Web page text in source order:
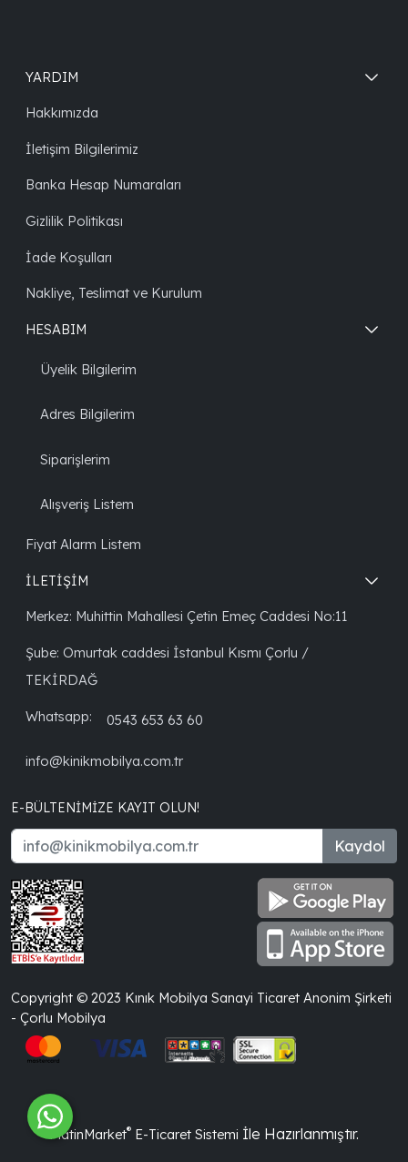
YARDIM
Hakkımızda
İletişim Bilgilerimiz
Banka Hesap Numaraları
Gizlilik Politikası
İade Koşulları
Nakliye, Teslimat ve Kurulum
HESABIM
Üyelik Bilgilerim
Adres Bilgilerim
Siparişlerim
Alışveriş Listem
Fiyat Alarm Listem
İLETİŞİM
Merkez: Muhittin Mahallesi Çetin Emeç Caddesi No:11
Şube: Omurtak caddesi İstanbul Kısmı Çorlu /
TEKİRDAĞ
Whatsapp: 0543 653 63 60
info@kinikmobilya.com.tr
E-BÜLTENIMIZE KAYIT OLUN!
Kaydol
Copyright © 2023 Kınık Mobilya Sanayi Ticaret Anonim Şirketi
- Çorlu Mobilya
PlatinMarket® E-Ticaret Sistemi İle Hazırlanmıştır.